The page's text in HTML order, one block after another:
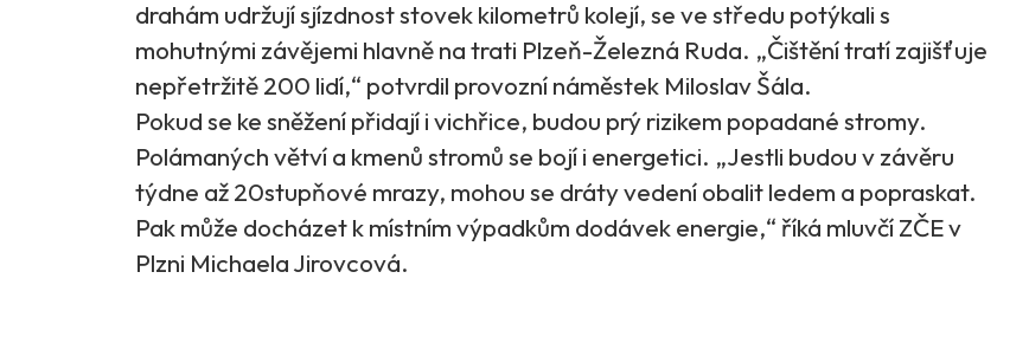
drahám udržují sjízdnost stovek kilometrů kolejí, se ve středu potýkali s
mohutnými závějemi hlavně na trati Plzeň-Železná Ruda. „Čištění tratí zajišťuje
nepřetržitě 200 lidí,“ potvrdil provozní náměstek Miloslav Šála.
Pokud se ke sněžení přidají i vichřice, budou prý rizikem popadané stromy.
Polámaných větví a kmenů stromů se bojí i energetici. „Jestli budou v závěru
týdne až 20stupňové mrazy, mohou se dráty vedení obalit ledem a popraskat.
Pak může docházet k místním výpadkům dodávek energie,“ říká mluvčí ZČE v
Plzni Michaela Jirovcová.